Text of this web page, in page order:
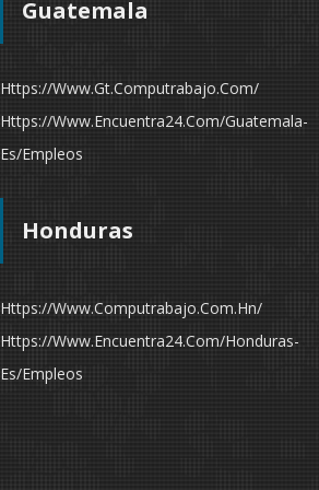
Guatemala
Https://www.gt.computrabajo.com/
Https://www.encuentra24.com/guatemala-
Es/empleos
Honduras
Https://www.computrabajo.com.hn/
Https://www.encuentra24.com/honduras-
Es/empleos